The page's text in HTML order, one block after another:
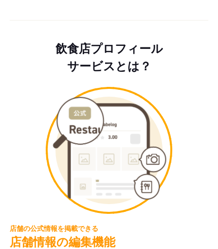
飲食店プロフィール
サービスとは？
店舗の公式情報を掲載できる
店舗情報の編集機能